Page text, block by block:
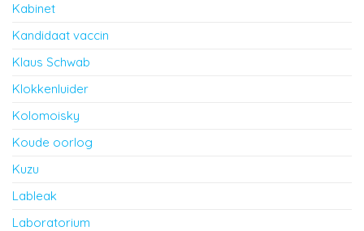
Kabinet
Kandidaat vaccin
Klaus Schwab
Klokkenluider
Kolomoisky
Koude oorlog
Kuzu
Lableak
Laboratorium